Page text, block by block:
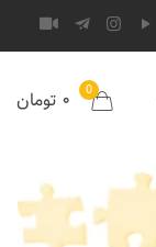
0 ۰ تومان